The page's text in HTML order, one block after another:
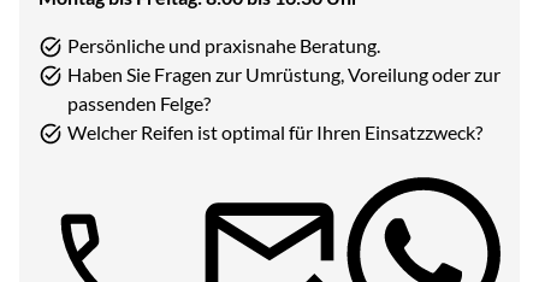
Persönliche und praxisnahe Beratung.
Haben Sie Fragen zur Umrüstung, Voreilung oder zur
passenden Felge?
Welcher Reifen ist optimal für Ihren Einsatzzweck?